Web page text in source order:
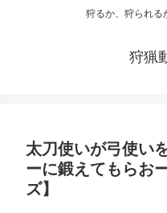
狩るか、狩られる
狩猟
太刀使いが弓使い
ーに鍛えてもらお
ズ】